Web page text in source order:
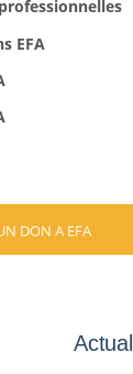
EFA
DON A EFA